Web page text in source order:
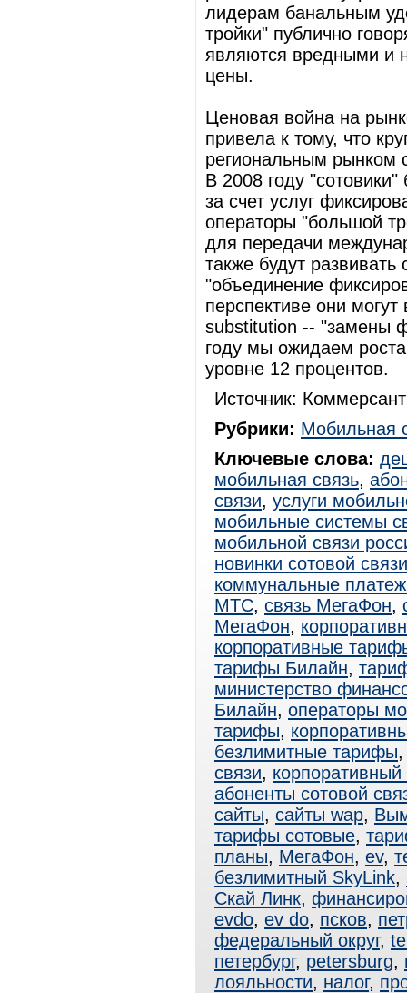
лидерам банальным
тройки" публично
являются вредными и
цены.
Ценовая война на
привела к тому, что
региональным рынком
В 2008 году
за счет услуг
операторы "большой
для передачи
также будут
"объединение
перспективе они
substitution -- "замены
году мы ожидаем
уровне 12 процентов.
Источник:
Рубрики: Мобильная
Ключевые слова:
мобильная связь,
связи, услуги
мобильные системы
мобильной связи
новинки сотовой связи
коммунальные
МТС, связь МегаФон,
МегаФон,
корпоративные
тарифы Билайн,
министерство
Билайн, операторы
тарифы,
безлимитные тарифы
связи,
абоненты сотовой
сайты, сайты wap,
тарифы сотовые,
планы, МегаФон, ev,
безлимитный SkyLink,
Скай Линк,
evdo, ev do, псков,
федеральный округ,
петербург, petersburg,
лояльности, налог,